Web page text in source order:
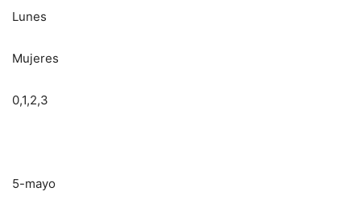
Lunes
Mujeres
0,1,2,3
5-mayo